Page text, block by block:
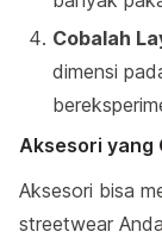
Cobalah
dimensi
Aksesori yang
Aksesori bisa
streetwear